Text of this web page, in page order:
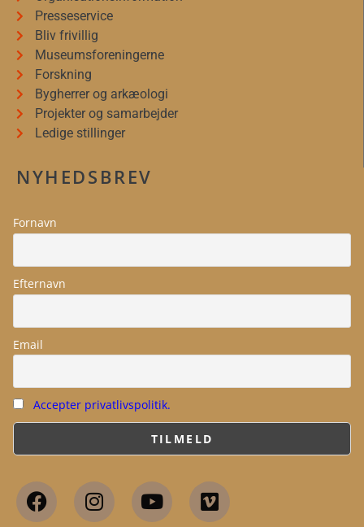
Presseservice
Bliv frivillig
Museumsforeningerne
Forskning
Bygherrer og arkæologi
Projekter og samarbejder
Ledige stillinger
NYHEDSBREV
Fornavn
Efternavn
Email
Accepter privatlivspolitik.